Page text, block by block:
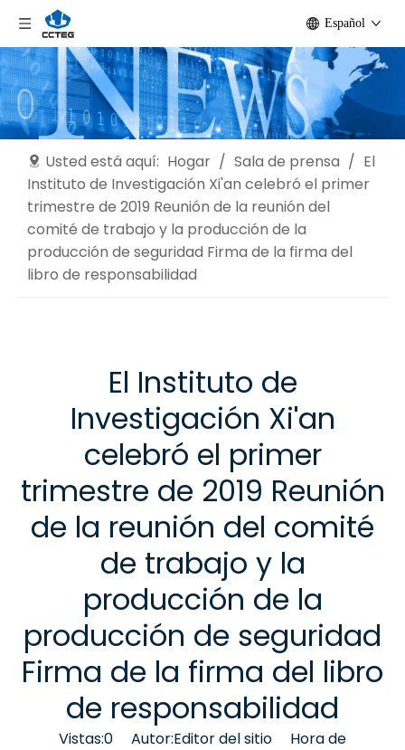
Español
Usted está aquí: Hogar / Sala de prensa / El
Instituto de Investigación Xi'an celebró el primer
trimestre de 2019 Reunión de la reunión del
comité de trabajo y la producción de la
producción de seguridad Firma de la firma del
libro de responsabilidad
El Instituto de
Investigación Xi'an
celebró el primer
trimestre de 2019 Reunión
de la reunión del comité
de trabajo y la
producción de la
producción de seguridad
Firma de la firma del libro
de responsabilidad
Vistas:0 Autor:Editor del sitio Hora de